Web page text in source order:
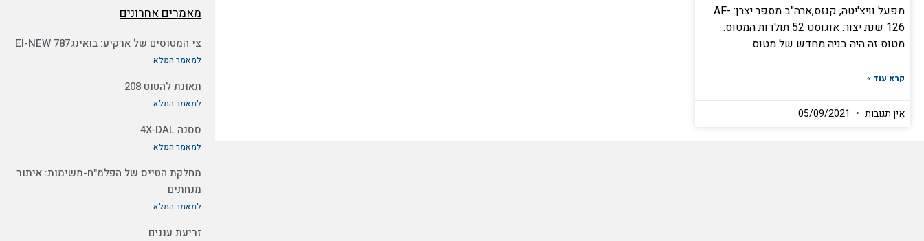
מפעל וויצ'יטה, קנזס,ארה"ב מספר יצרן: AF-
126 שנת יצור: אוגוסט 52 תולדות המטוס:
מטוס זה היה בניה מחדש של מטוס
קרא עוד »
אין תגובות
מאמרים אחרונים
צי המטוסים של ארקיע: בואינג787 EI-NEW
למאמר המלא
תאונת להטוט 208
למאמר המלא
ססנה 4X-DAL
למאמר המלא
מחלקת הטייס של הפלמ"ח-משימות: איתור
מנחתים
למאמר המלא
זריעת עננים